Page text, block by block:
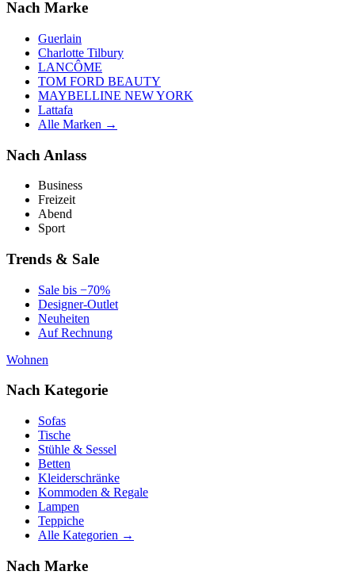
Nach Marke
Guerlain
Charlotte Tilbury
LANCÔME
TOM FORD BEAUTY
MAYBELLINE NEW YORK
Lattafa
Alle Marken →
Nach Anlass
Business
Freizeit
Abend
Sport
Trends & Sale
Sale bis −70%
Designer-Outlet
Neuheiten
Auf Rechnung
Wohnen
Nach Kategorie
Sofas
Tische
Stühle & Sessel
Betten
Kleiderschränke
Kommoden & Regale
Lampen
Teppiche
Alle Kategorien →
Nach Marke